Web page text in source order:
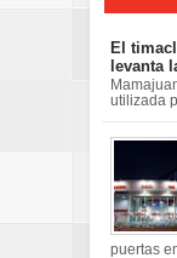
El
levanta
utilizada
puertas en